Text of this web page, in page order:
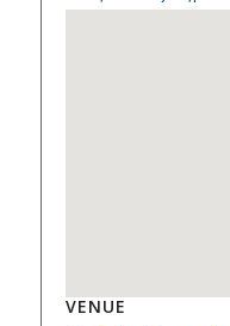
VENUE